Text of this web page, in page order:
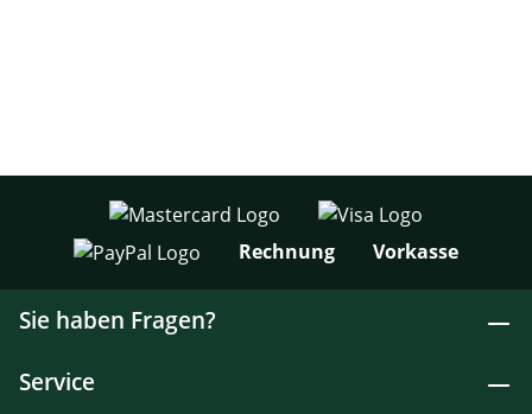
Rechnung Vorkasse
Sie haben Fragen?
Service